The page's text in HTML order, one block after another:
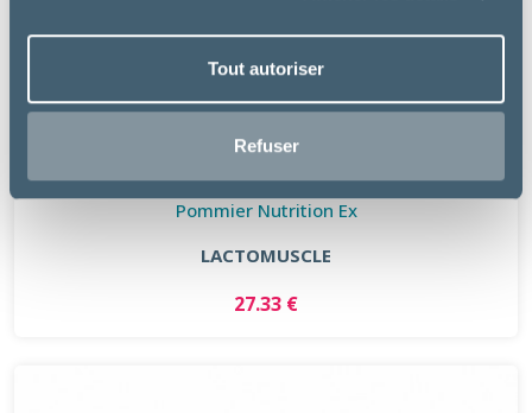
Tout autoriser
Refuser
Pommier Nutrition Ex
LACTOMUSCLE
27.33 €